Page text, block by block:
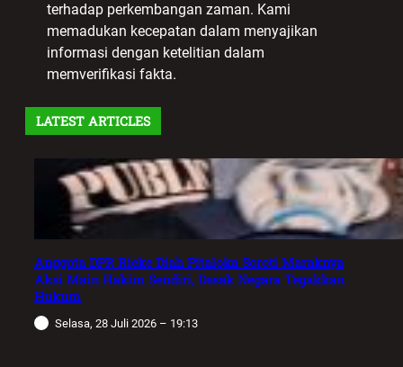
terhadap perkembangan zaman. Kami
memadukan kecepatan dalam menyajikan
informasi dengan ketelitian dalam
memverifikasi fakta.
LATEST ARTICLES
Anggota DPR Rieke Diah Pitaloka Soroti Maraknya
Aksi Main Hakim Sendiri, Desak Negara Tegakkan
Hukum
Selasa, 28 Juli 2026 – 19:13